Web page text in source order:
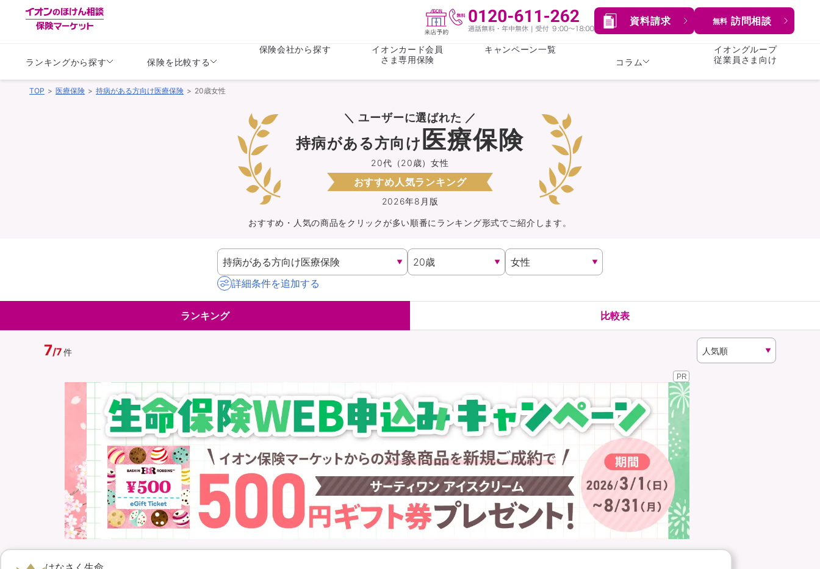
資料請求 無料 訪問相談
ランキングから探す
がん保険 女性医療保険
持病がある方向け
持病がある方向け
持病がある方向け
バイク保険 火災保険
ペット保険
スマホ保険
イオンカード会員さま
専用保険（損害保険）
WAON POINT還元型保険
保険を比較する
がん保険 女性医療保険
収入保障保険 介護・認知症保険
保険会社から探す
イオンカード会員
さま専用保険
キャンペーン一覧
コラム
ライフステージ 心配事
イオングループ
従業員さま向け
TOP 医療保険 持病がある方向け医療保険 20歳女性
＼ ユーザーに選ばれた ／
2026年8月版
20代（20歳）女性
持病がある方向け 医療保険
おすすめ人気ランキング
おすすめ・人気の商品をクリックが多い順番にランキング形式でご紹介します。
詳細条件を追加する
ランキング 比較表
7/7件
PR